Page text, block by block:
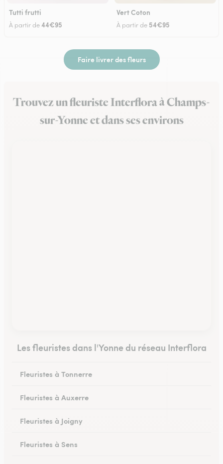
Tutti frutti
À partir de44€95
Vert Coton
À partir de 54€95
Faire livrer des fleurs
Trouvez un fleuriste Interflora à Champs-
sur-Yonne et dans ses environs
Les fleuristes dans l'Yonne du réseau Interflora
Fleuristes à Tonnerre
Fleuristes à Auxerre
Fleuristes à Joigny
Fleuristes à Sens